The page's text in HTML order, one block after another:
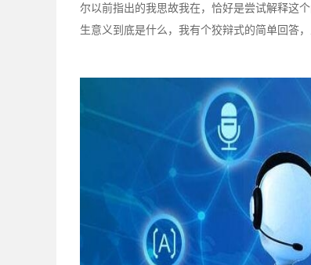
尔以前指出的我思故我在，恰好是尝试解释这
生意义到底是什么，我有个狡辩式的简单回答